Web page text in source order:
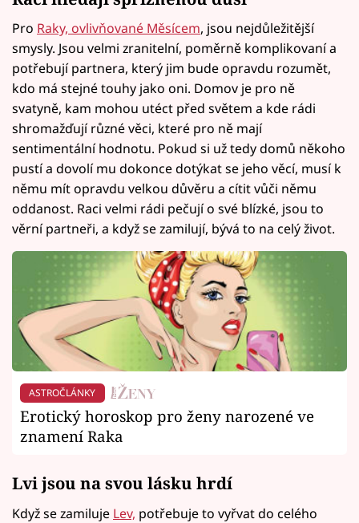
Pro Raky, ovlivňované Měsícem, jsou nejdůležitější
smysly. Jsou velmi zranitelní, poměrně komplikovaní a
potřebují partnera, který jim bude opravdu rozumět,
kdo má stejné touhy jako oni. Domov je pro ně
svatyně, kam mohou utéct před světem a kde rádi
shromažďují různé věci, které pro ně mají
sentimentální hodnotu. Pokud si už tedy domů někoho
pustí a dovolí mu dokonce dotýkat se jeho věcí, musí k
němu mít opravdu velkou důvěru a cítit vůči němu
oddanost. Raci velmi rádi pečují o své blízké, jsou to
věrní partneři, a když se zamilují, bývá to na celý život.
ASTROČLÁNKY
Erotický horoskop pro ženy narozené ve
znamení Raka
Lvi jsou na svou lásku hrdí
Když se zamiluje Lev, potřebuje to vyřvat do celého